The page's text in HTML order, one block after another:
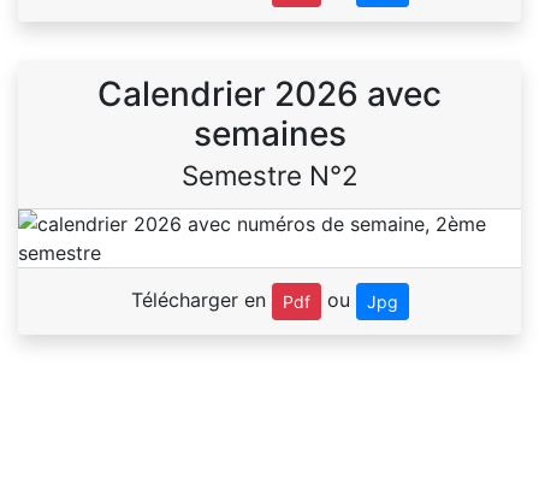
Calendrier 2026 avec
semaines
Semestre N°2
Télécharger en Pdf ou Jpg